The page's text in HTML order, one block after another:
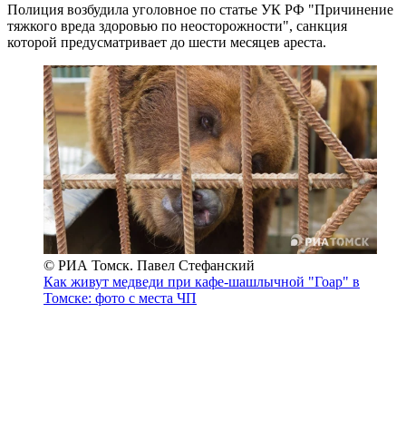
Полиция возбудила уголовное по статье УК РФ "Причинение
тяжкого вреда здоровью по неосторожности", санкция
которой предусматривает до шести месяцев ареста.
© РИА Томск. Павел Стефанский
Как живут медведи при кафе-шашлычной "Гоар" в
Томске: фото с места ЧП